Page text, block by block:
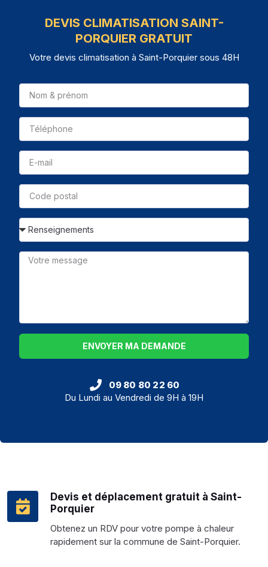
Devis et déplacement gratuit à Saint-
Porquier
Obtenez un RDV pour votre pompe à chaleur
rapidement sur la commune de Saint-Porquier.
DEVIS CLIMATISATION SAINT-
PORQUIER GRATUIT
Votre devis climatisation à Saint-Porquier sous 48H
ENVOYER MA DEMANDE
09 80 80 22 60
Du Lundi au Vendredi de 9H à 19H